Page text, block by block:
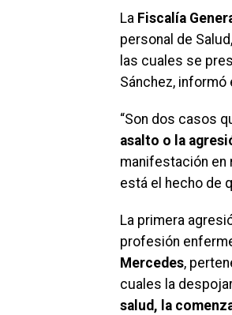
La Fiscalía
personal de
las cuales se
Sánchez, informó
“Son dos casos
asalto o la
manifestación en
está el hecho de
La primera
profesión
Mercedes,
cuales la
salud, la